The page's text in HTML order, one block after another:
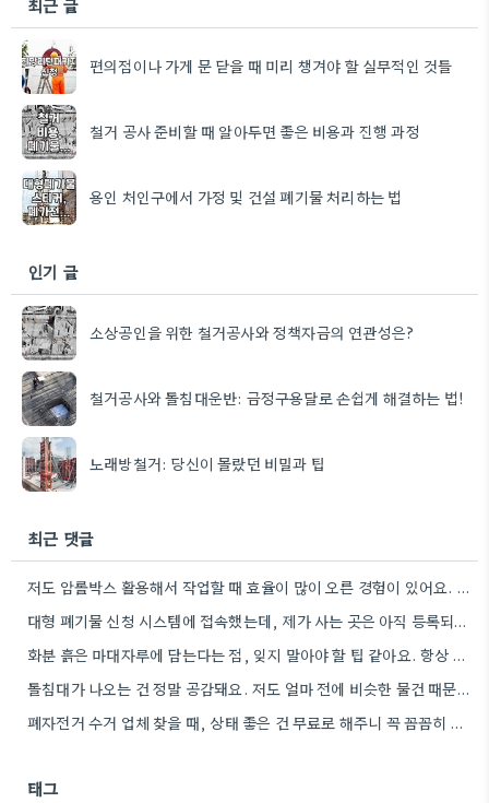
최근 글
편의점이나 가게 문 닫을 때 미리 챙겨야 할 실무적인 것들
철거 공사 준비할 때 알아두면 좋은 비용과 진행 과정
용인 처인구에서 가정 및 건설 폐기물 처리하는 법
인기 글
소상공인을 위한 철거공사와 정책자금의 연관성은?
철거공사와 돌침대운반: 금정구용달로 손쉽게 해결하는 법!
노래방철거: 당신이 몰랐던 비밀과 팁
최근 댓글
저도 암롤박스 활용해서 작업할 때 효율이 많이 오른 경험이 있어요. 좁은 길에서 소형 장비로만 처리해야…
대형 폐기물 신청 시스템에 접속했는데, 제가 사는 곳은 아직 등록되지 않네요. 잘 잊어버리지 않도록 기록해둬야겠어요.
화분 흙은 마대자루에 담는다는 점, 잊지 말아야 할 팁 같아요. 항상 유용하게 참고하고 있습니다.
돌침대가 나오는 건 정말 공감돼요. 저도 얼마 전에 비슷한 물건 때문에 지역별 배출 기준을 꼼꼼히…
폐자전거 수거 업체 찾을 때, 상태 좋은 건 무료로 해주니 꼭 꼼꼼히 확인하는 게 좋겠네요.
태그